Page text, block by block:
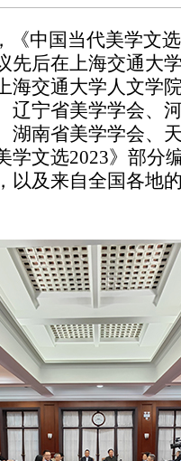
中国当代美学文选
先后在上海交通大
海交通大学人文学
辽宁省美学学会、
湖南省美学学会、
学文选2023》部分
以及来自全国各地